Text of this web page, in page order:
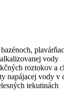
vody
roztokov a
napájacej vody v
tekutinách